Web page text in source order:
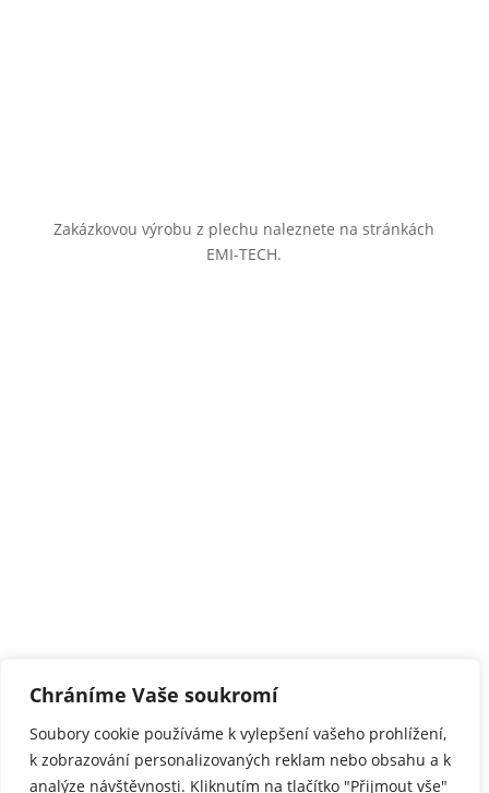
Chráníme Vaše soukromí
Soubory cookie používáme k vylepšení vašeho prohlížení,
k zobrazování personalizovaných reklam nebo obsahu a k
analýze návštěvnosti. Kliknutím na tlačítko "Přijmout vše"
Zakázkovou výrobu z plechu naleznete na stránkách
EMI-TECH.
vyhrazena
Výroba z plechu s.r.o., Táborská 202/55, Bohatice, 360
04 Karlovy Vary | IČO: 17700094 | DIČ: CZ17700094 |